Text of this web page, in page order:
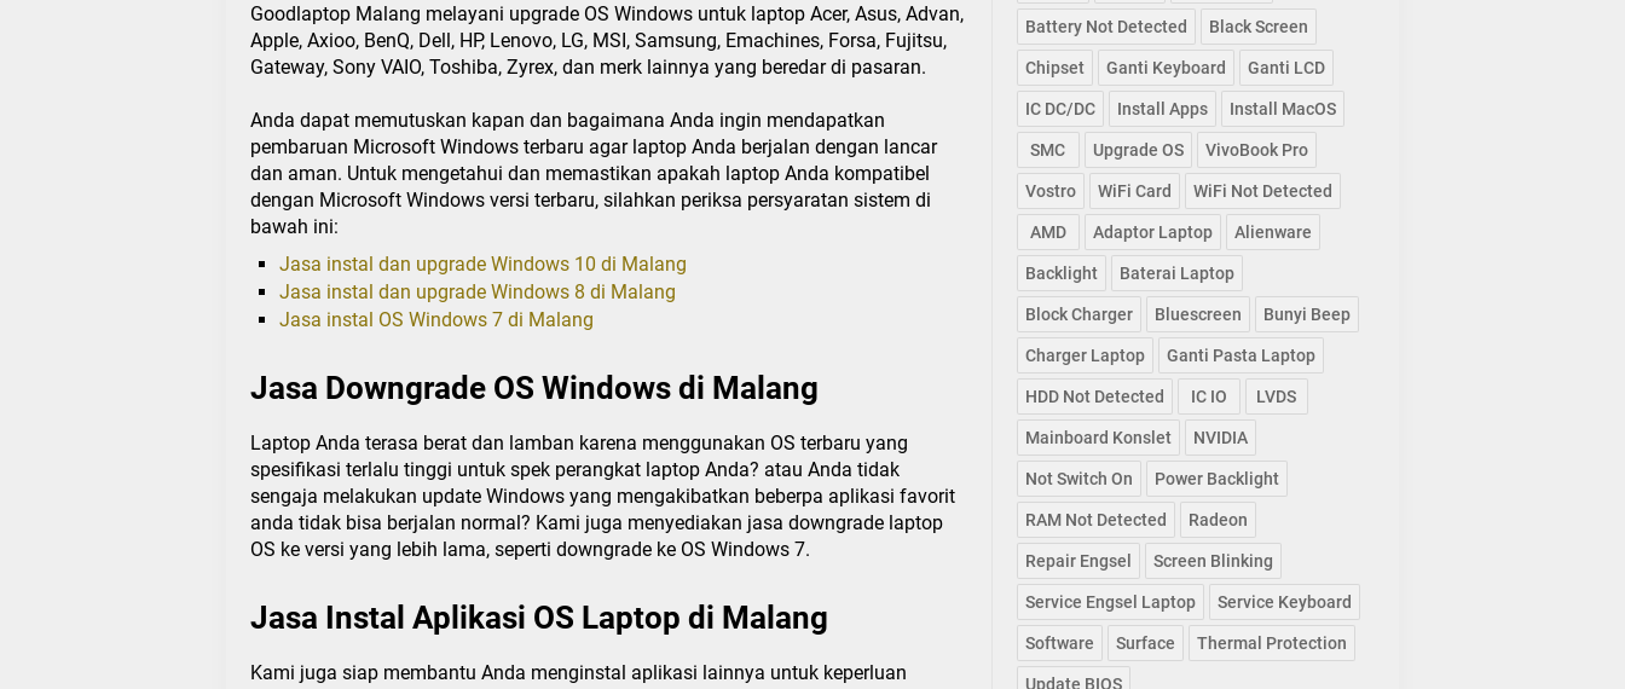
Goodlaptop Malang melayani upgrade OS Windows untuk laptop Acer, Asus, Advan,
Apple, Axioo, BenQ, Dell, HP, Lenovo, LG, MSI, Samsung, Emachines, Forsa, Fujitsu,
Gateway, Sony VAIO, Toshiba, Zyrex, dan merk lainnya yang beredar di pasaran.
Anda dapat memutuskan kapan dan bagaimana Anda ingin mendapatkan
pembaruan Microsoft Windows terbaru agar laptop Anda berjalan dengan lancar
dan aman. Untuk mengetahui dan memastikan apakah laptop Anda kompatibel
dengan Microsoft Windows versi terbaru, silahkan periksa persyaratan sistem di
bawah ini:
Jasa instal dan upgrade Windows 10 di Malang
Jasa instal dan upgrade Windows 8 di Malang
Jasa instal OS Windows 7 di Malang
Jasa Downgrade OS Windows di Malang
Laptop Anda terasa berat dan lamban karena menggunakan OS terbaru yang
spesifikasi terlalu tinggi untuk spek perangkat laptop Anda? atau Anda tidak
sengaja melakukan update Windows yang mengakibatkan beberpa aplikasi favorit
anda tidak bisa berjalan normal? Kami juga menyediakan jasa downgrade laptop
OS ke versi yang lebih lama, seperti downgrade ke OS Windows 7.
Jasa Instal Aplikasi OS Laptop di Malang
Kami juga siap membantu Anda menginstal aplikasi lainnya untuk keperluan
Battery Not Detected Black Screen
Chipset Ganti Keyboard Ganti LCD
IC DC/DC Install Apps Install MacOS
SMC Upgrade OS VivoBook Pro
Vostro WiFi Card WiFi Not Detected
AMD Adaptor Laptop Alienware
Backlight Baterai Laptop
Block Charger Bluescreen Bunyi Beep
Charger Laptop Ganti Pasta Laptop
HDD Not Detected IC IO LVDS
Mainboard Konslet NVIDIA
Not Switch On Power Backlight
RAM Not Detected Radeon
Repair Engsel Screen Blinking
Service Engsel Laptop Service Keyboard
Software Surface Thermal Protection
Update BIOS